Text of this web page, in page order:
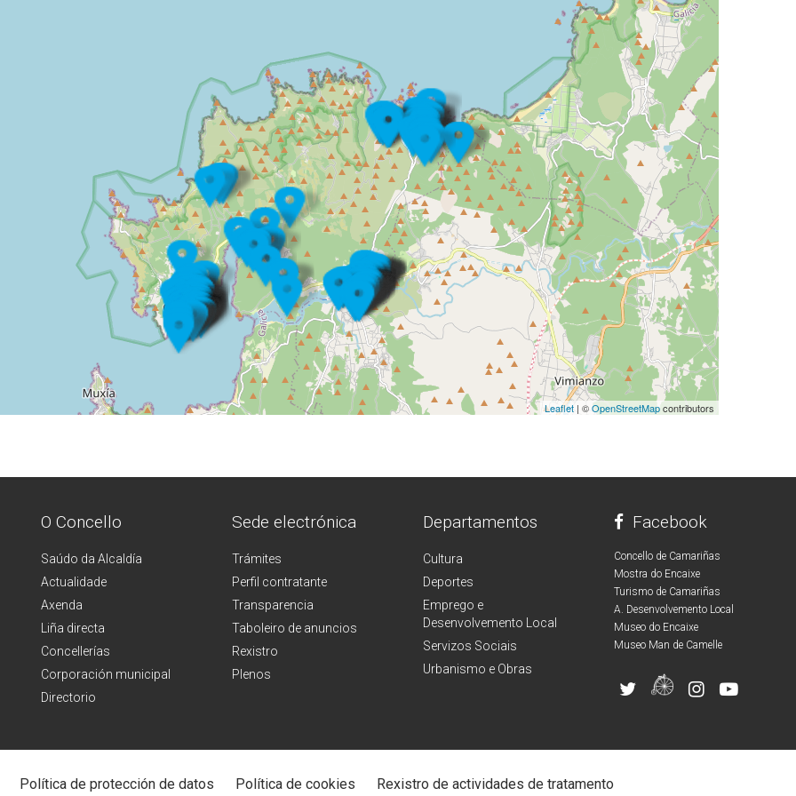
Leaflet | ©OpenStreetMapcontributors
O Concello
Saúdo da Alcaldía
Actualidade
Axenda
Liña directa
Concellerías
Corporación municipal
Directorio
Sede electrónica
Trámites
Perfil contratante
Transparencia
Taboleiro de anuncios
Rexistro
Plenos
Departamentos
Cultura
Deportes
Emprego e
Desenvolvemento Local
Servizos Sociais
Urbanismo e Obras
Facebook
Concello de Camariñas
Mostra do Encaixe
Turismo de Camariñas
A. Desenvolvemento Local
Museo do Encaixe
Museo Man de Camelle
Política de protección de datos Política de cookies Rexistro de actividades de tratamento